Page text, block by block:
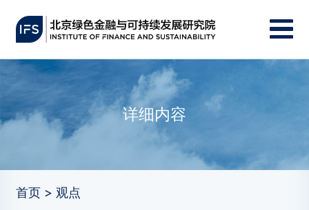
详细内容
首页 > 观点